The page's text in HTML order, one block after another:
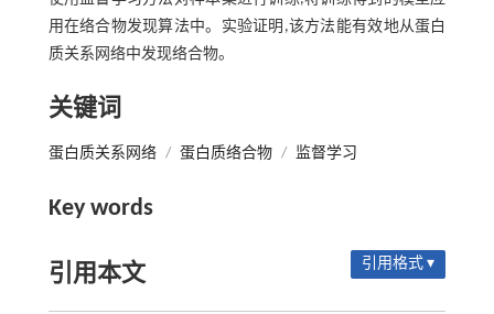
用在络合物发现算法中。实验证明,该方法能有效地从蛋白
质关系网络中发现络合物。
关键词
蛋白质关系网络 / 蛋白质络合物 / 监督学习
Key words
引用本文 引用格式 ▾